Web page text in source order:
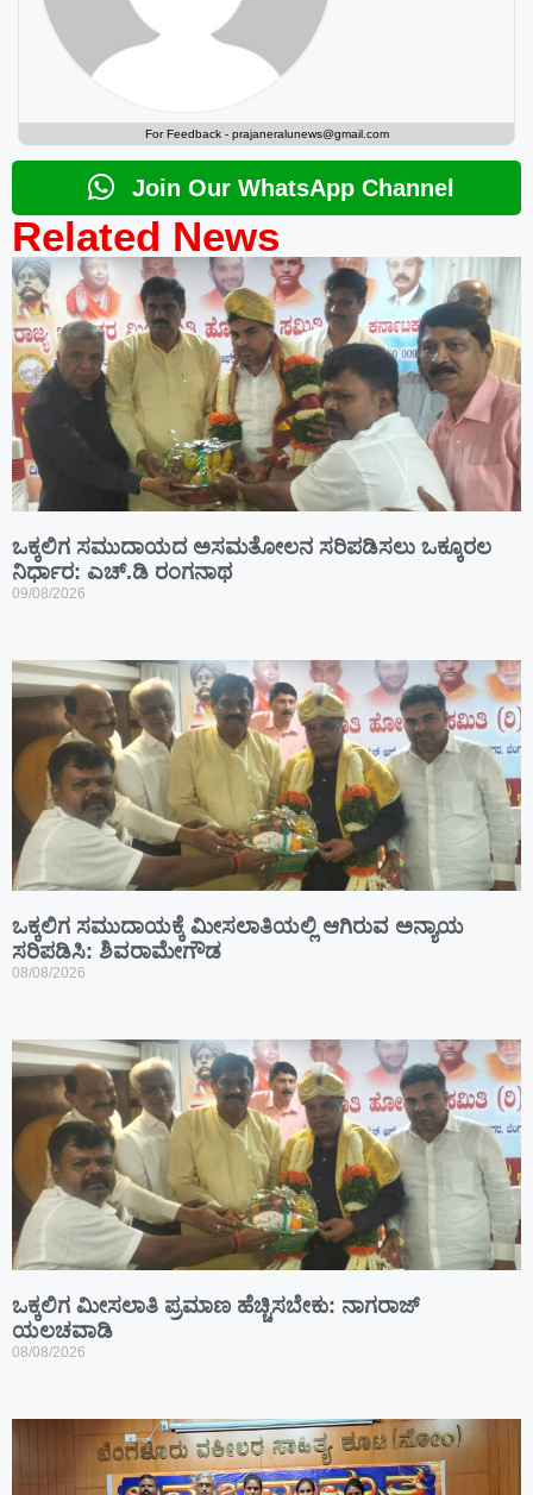
For Feedback - prajaneralunews@gmail.com
Join Our WhatsApp Channel
Related News
ಒಕ್ಕಲಿಗ ಸಮುದಾಯದ ಅಸಮತೋಲನ ಸರಿಪಡಿಸಲು ಒಕ್ಕೂರಲ
ನಿರ್ಧಾರ: ಎಚ್.ಡಿ ರಂಗನಾಥ
09/08/2026
ಒಕ್ಕಲಿಗ ಸಮುದಾಯಕ್ಕೆ ಮೀಸಲಾತಿಯಲ್ಲಿ ಆಗಿರುವ ಅನ್ಯಾಯ
ಸರಿಪಡಿಸಿ: ಶಿವರಾಮೇಗೌಡ
08/08/2026
ಒಕ್ಕಲಿಗ ಮೀಸಲಾತಿ ಪ್ರಮಾಣ ಹೆಚ್ಚಿಸಬೇಕು: ನಾಗರಾಜ್
ಯಲಚವಾಡಿ
08/08/2026